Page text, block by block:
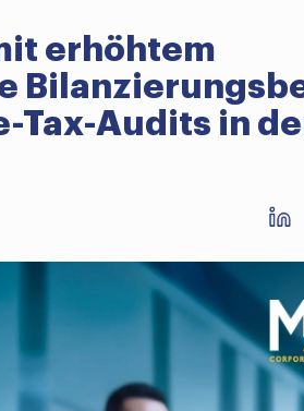
erhöhtem
Audits in